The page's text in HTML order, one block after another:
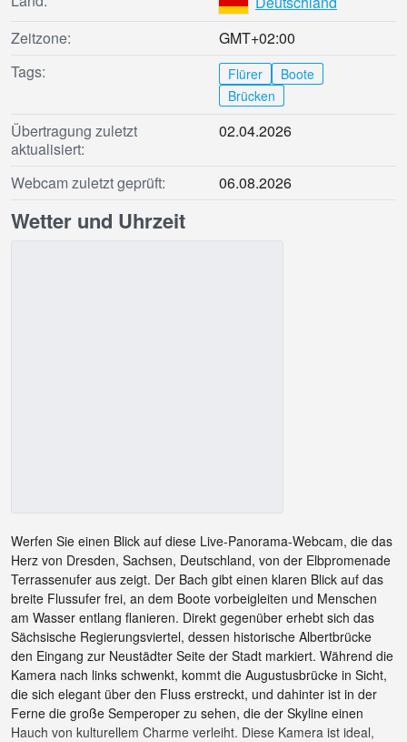
Zeitzone:
GMT+02:00
Tags:
Flürer
Boote
Brücken
Übertragung zuletzt
aktualisiert:
02.04.2026
Webcam zuletzt geprüft: 06.08.2026
Wetter und Uhrzeit
Werfen Sie einen Blick auf diese Live-Panorama-Webcam, die das
Herz von Dresden, Sachsen, Deutschland, von der Elbpromenade
Terrassenufer aus zeigt. Der Bach gibt einen klaren Blick auf das
breite Flussufer frei, an dem Boote vorbeigleiten und Menschen
am Wasser entlang flanieren. Direkt gegenüber erhebt sich das
Sächsische Regierungsviertel, dessen historische Albertbrücke
den Eingang zur Neustädter Seite der Stadt markiert. Während die
Kamera nach links schwenkt, kommt die Augustusbrücke in Sicht,
die sich elegant über den Fluss erstreckt, und dahinter ist in der
Ferne die große Semperoper zu sehen, die der Skyline einen
Hauch von kulturellem Charme verleiht. Diese Kamera ist ideal,